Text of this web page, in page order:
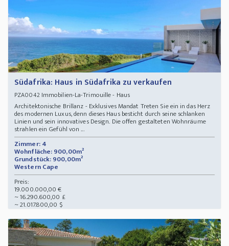
Südafrika: Haus in Südafrika zu verkaufen
PZA0042Immobilien-La-Trimouille - Haus
Architektonische Brillanz - Exklusives Mandat Treten Sie ein in das Herz
des modernen Luxus, denn dieses Haus besticht durch seine schlanken
Linien und sein innovatives Design. Die offen gestalteten Wohnräume
strahlen ein Gefühl von ...
Zimmer: 4
Wohnfläche: 900,00m²
Grundstück: 900,00m²
Western Cape
Preis:
19.000.000,00 €
~ 16.290.600,00 £
~ 21.017.800,00 $